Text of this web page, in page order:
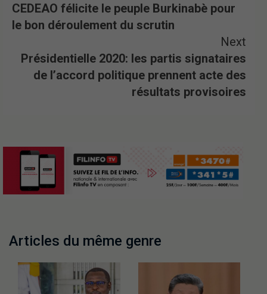
CEDEAO félicite le peuple Burkinabè pour
le bon déroulement du scrutin
Next
Présidentielle 2020: les partis signataires
de l’accord politique prennent acte des
résultats provisoires
Articles du même genre